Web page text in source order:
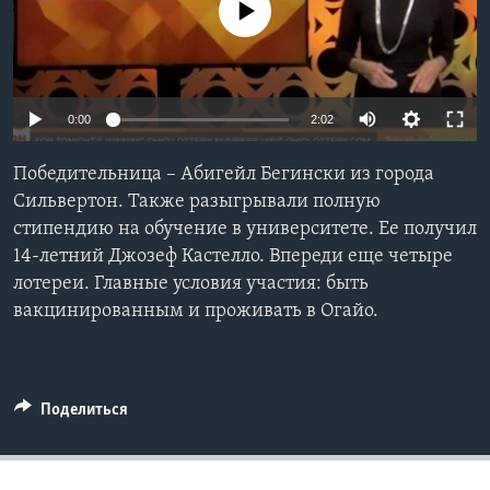
Learning English
СОЦИАЛЬНЫЕ СЕТИ
Языки
No media source currently available
0:00 2:02
Победительница – Абигейл Бегински из города
Сильвертон. Также разыгрывали полную
стипендию на обучение в университете. Ее получил
14-летний Джозеф Кастелло. Впереди еще четыре
лотереи. Главные условия участия: быть
вакцинированным и проживать в Огайо.
Поделиться